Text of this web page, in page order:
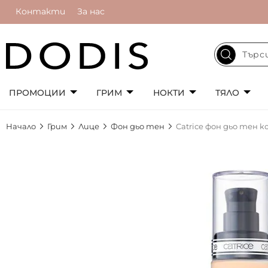
Контакти За нас
ПРОМОЦИИ ГРИМ НОКТИ ТЯЛО
Начало Грим Лице Фон дьо тен Catrice фон дьо тен